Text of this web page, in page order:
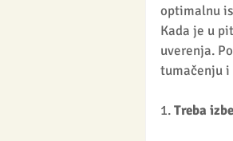
optimalnu
Kada je u
uverenja.
tumačenju i
1. Treba